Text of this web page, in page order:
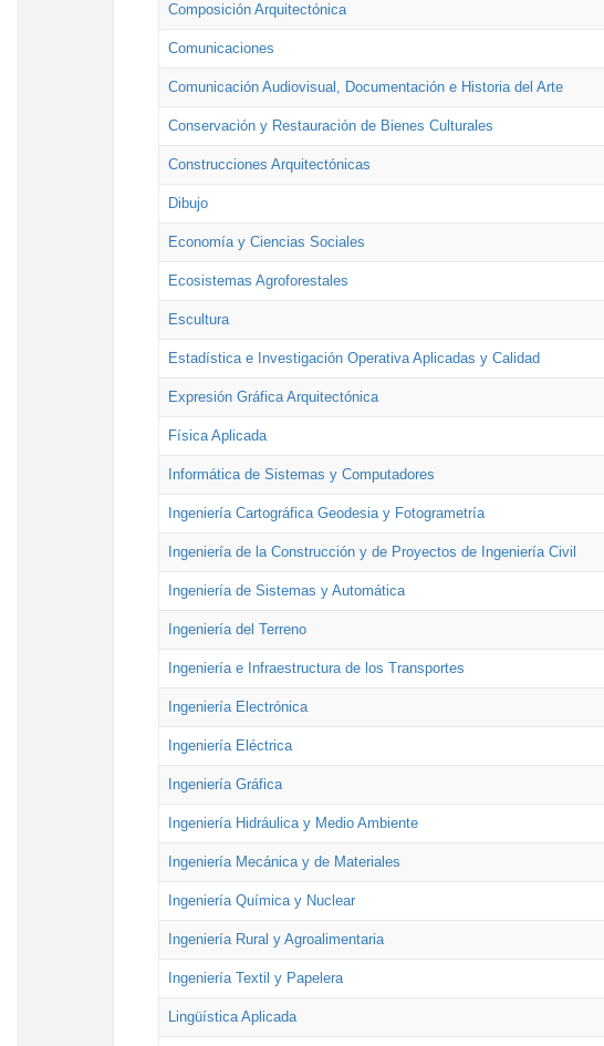
Composición Arquitectónica
Comunicaciones
Comunicación Audiovisual, Documentación e Historia del Arte
Conservación y Restauración de Bienes Culturales
Construcciones Arquitectónicas
Dibujo
Economía y Ciencias Sociales
Ecosistemas Agroforestales
Escultura
Estadística e Investigación Operativa Aplicadas y Calidad
Expresión Gráfica Arquitectónica
Física Aplicada
Informática de Sistemas y Computadores
Ingeniería Cartográfica Geodesia y Fotogrametría
Ingeniería de la Construcción y de Proyectos de Ingeniería Civil
Ingeniería de Sistemas y Automática
Ingeniería del Terreno
Ingeniería e Infraestructura de los Transportes
Ingeniería Electrónica
Ingeniería Eléctrica
Ingeniería Gráfica
Ingeniería Hidráulica y Medio Ambiente
Ingeniería Mecánica y de Materiales
Ingeniería Química y Nuclear
Ingeniería Rural y Agroalimentaria
Ingeniería Textil y Papelera
Lingüística Aplicada